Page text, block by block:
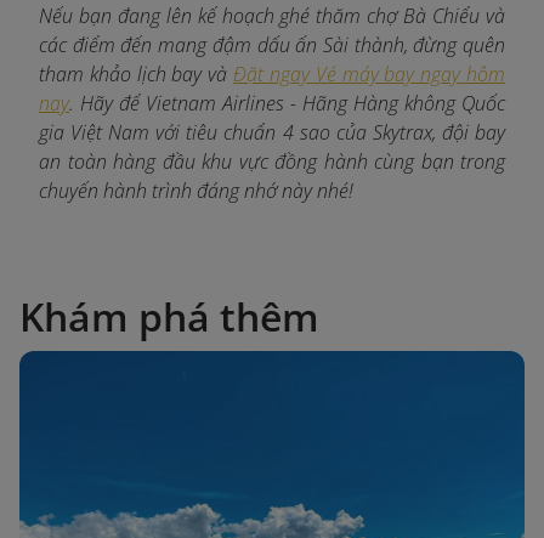
Nếu bạn đang lên kế hoạch ghé thăm chợ Bà Chiểu và
các điểm đến mang đậm dấu ấn Sài thành, đừng quên
tham khảo lịch bay và Đặt ngay Vé máy bay ngay hôm
nay. Hãy để Vietnam Airlines - Hãng Hàng không Quốc
gia Việt Nam với tiêu chuẩn 4 sao của Skytrax, đội bay
an toàn hàng đầu khu vực đồng hành cùng bạn trong
chuyến hành trình đáng nhớ này nhé!
Khám phá thêm